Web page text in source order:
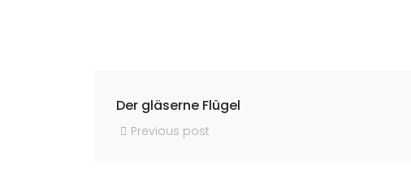
Der gläserne Flügel
Previous post